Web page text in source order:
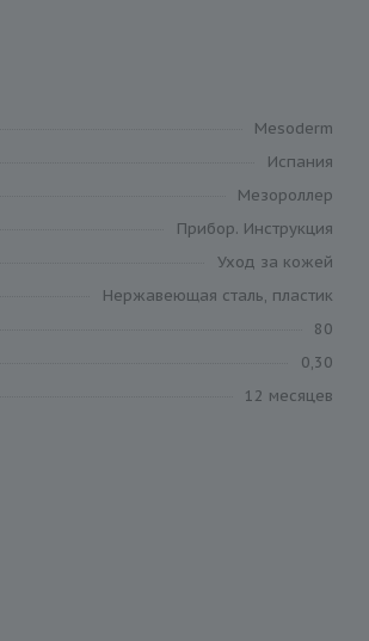
Mesoderm
Испания
Мезороллер
Прибор. Инструкция
Уход за кожей
Нержавеющая сталь, пластик
80
0,30
12 месяцев